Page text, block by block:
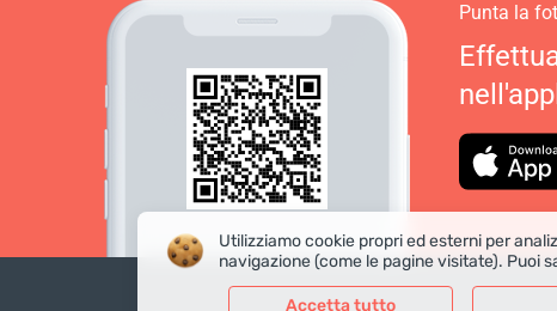
Utilizziamo cookie propri ed esterni per
navigazione (come le pagine visitate). Puoi
Accetta tutto
Punta la